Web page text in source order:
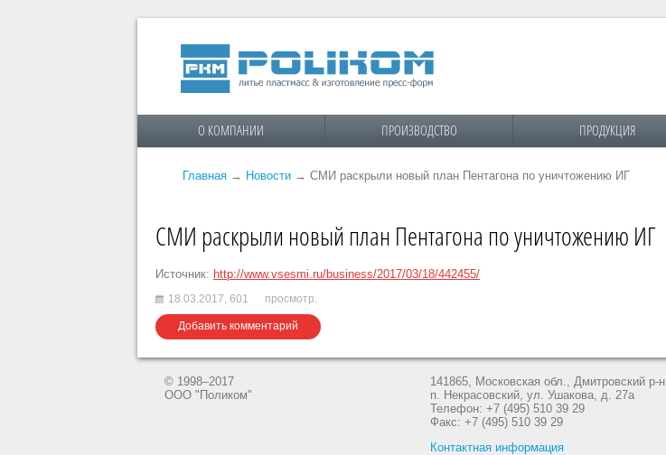
О КОМПАНИИ ПРОИЗВОДСТВО ПРОДУКЦИЯ
Главная → Новости → СМИ раскрыли новый план Пентагона по уничтожению ИГ
СМИ раскрыли новый план Пентагона по уничтожению ИГ
Источник: http://www.vsesmi.ru/business/2017/03/18/442455/
18.03.2017, 601 просмотр.
Добавить комментарий
© 1998–2017
ООО "Поликом"
141865, Московская обл., Дмитровский р-н,
п. Некрасовский, ул. Ушакова, д. 27а
Телефон: +7 (495) 510 39 29
Факс: +7 (495) 510 39 29
Контактная информация